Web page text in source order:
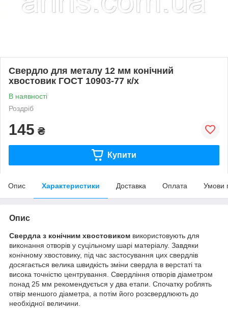
Свердло для металу 12 мм конічний
хвостовик ГОСТ 10903-77 к/х
В наявності
Роздріб
145 ₴
Купити
Опис Характеристики Доставка Оплата Умови
Опис
Свердла з конічним хвостовиком використовують для
виконання отворів у суцільному шарі матеріалу. Завдяки
конічному хвостовику, під час застосування цих свердлів
досягається велика швидкість зміни свердла в верстаті та
висока точністю центрування. Свердління отворів діаметром
понад 25 мм рекомендується у два етапи. Спочатку роблять
отвір меншого діаметра, а потім його розсвердлюють до
необхідної величини.